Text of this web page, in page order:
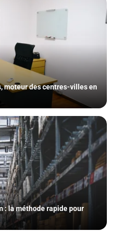
moteur des centres-villes en
: la méthode rapide pour